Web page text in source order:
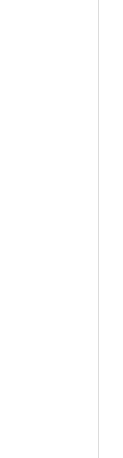
시
이
시
밥
결
어
충
사
그